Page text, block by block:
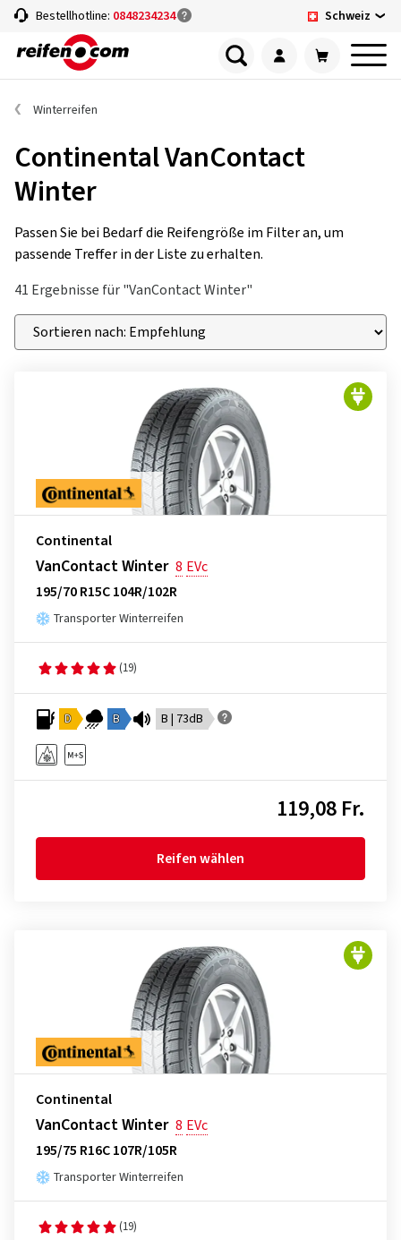
Bestellhotline: 0848234234 Schweiz
Winterreifen
Continental VanContact
Winter
Passen Sie bei Bedarf die Reifengröße im Filter an, um
passende Treffer in der Liste zu erhalten.
41 Ergebnisse für "VanContact Winter"
Continental
VanContact Winter 8 EVc
195/70 R15C 104R/102R
Transporter Winterreifen
(19)
D B B | 73dB
119,08 Fr.
Reifen wählen
Continental
VanContact Winter 8 EVc
195/75 R16C 107R/105R
Transporter Winterreifen
(19)